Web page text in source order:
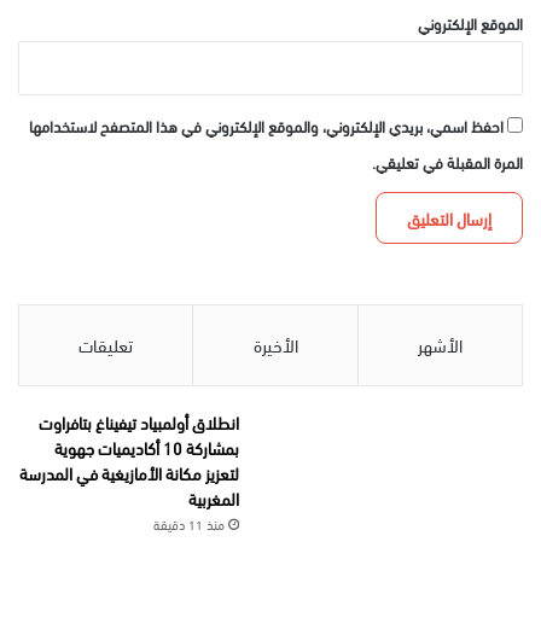
الموقع الإلكتروني
احفظ اسمي، بريدي الإلكتروني، والموقع الإلكتروني في هذا المتصفح لاستخدامها
المرة المقبلة في تعليقي.
الأشهر الأخيرة تعليقات
انطلاق أولمبياد تيفيناغ بتافراوت
بمشاركة 10 أكاديميات جهوية
لتعزيز مكانة الأمازيغية في المدرسة
المغربية
منذ 11 دقيقة